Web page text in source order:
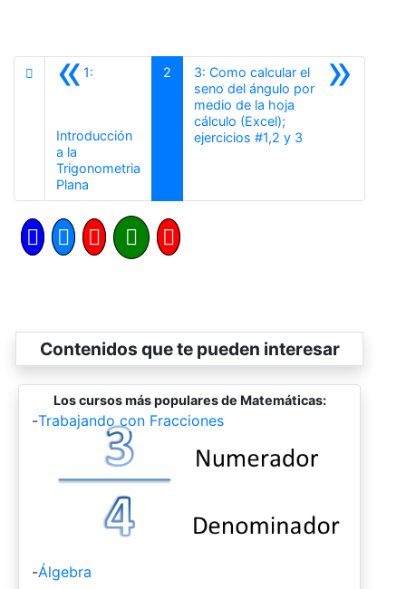
«1:
Introducción
a la
Trigonometria
Plana
2 »
3: Como calcular el
seno del ángulo por
medio de la hoja
cálculo (Excel);
ejercicios #1,2 y 3
Contenidos que te pueden interesar
Los cursos más populares de Matemáticas:
-Trabajando con Fracciones
-Álgebra